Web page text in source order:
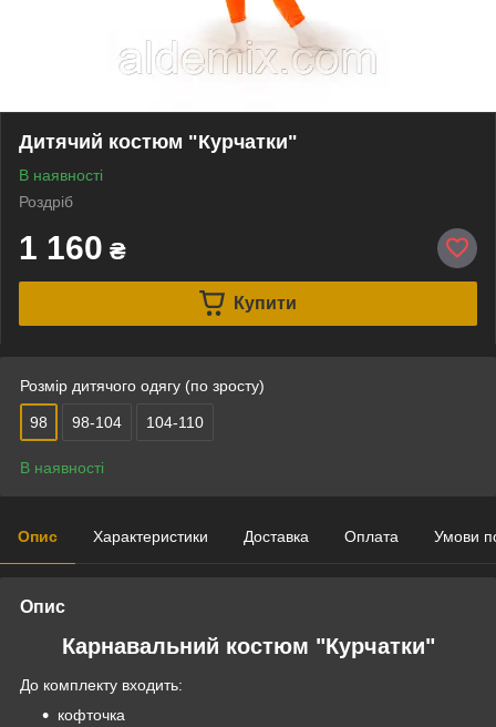
Дитячий костюм "Курчатки"
В наявності
Роздріб
1 160 ₴
Купити
Розмір дитячого одягу (по зросту)
98 98-104 104-110
В наявності
Опис Характеристики Доставка Оплата Умови
Опис
Карнавальний костюм "Курчатки"
До комплекту входить:
кофточка